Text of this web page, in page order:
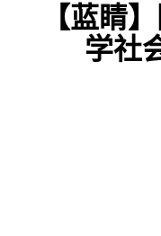
【蓝睛
学社